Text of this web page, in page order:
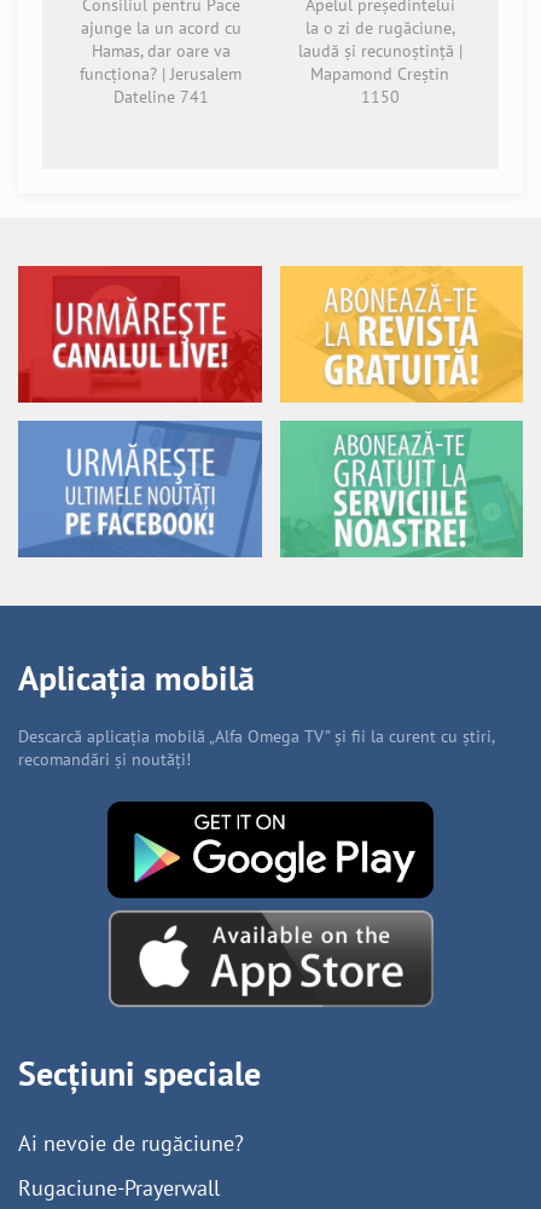
ajunge la un acord cu
Hamas, dar oare va
funcționa? | Jerusalem
Dateline 741
la o zi de rugăciune,
laudă și recunoștință |
Mapamond Creștin
1150
Aplicația mobilă
Descarcă aplicația mobilă „Alfa Omega TV” și fii la curent cu știri,
recomandări și noutăți!
Secțiuni speciale
Ai nevoie de rugăciune?
Rugaciune-Prayerwall